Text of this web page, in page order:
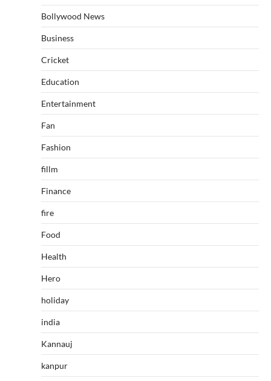
Bollywood News
Business
Cricket
Education
Entertainment
Fan
Fashion
fillm
Finance
fire
Food
Health
Hero
holiday
india
Kannauj
kanpur